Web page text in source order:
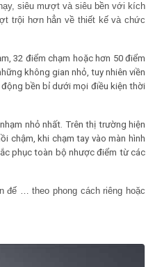
siêu mượt và siêu bền với kích
trội hơn hẳn về thiết kế và chức
32 điểm chạm hoặc hơn 50 điểm
không gian nhỏ, tuy nhiên viền
bền bỉ dưới mọi điều kiện thời
nhỏ nhất. Trên thị trường hiện
chậm, khi chạm tay vào màn hình
phục toàn bộ nhược điểm từ các
đế … theo phong cách riêng hoặc